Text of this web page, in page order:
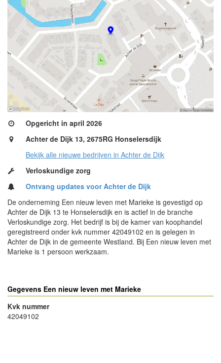
Opgericht in april 2026
Achter de Dijk 13, 2675RG Honselersdijk
Bekijk alle nieuwe bedrijven in Achter de Dijk
Verloskundige zorg
Ontvang updates voor Achter de Dijk
De onderneming Een nieuw leven met Marieke is gevestigd op
Achter de Dijk 13 te Honselersdijk en is actief in de branche
Verloskundige zorg. Het bedrijf is bij de kamer van koophandel
geregistreerd onder kvk nummer 42049102 en is gelegen in
Achter de Dijk in de gemeente Westland. Bij Een nieuw leven met
Marieke is 1 persoon werkzaam.
Gegevens Een nieuw leven met Marieke
Kvk nummer
42049102